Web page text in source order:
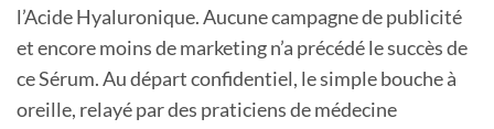
l’Acide Hyaluronique. Aucune campagne de publicité
et encore moins de marketing n’a précédé le succès de
ce Sérum. Au départ confidentiel, le simple bouche à
oreille, relayé par des praticiens de médecine